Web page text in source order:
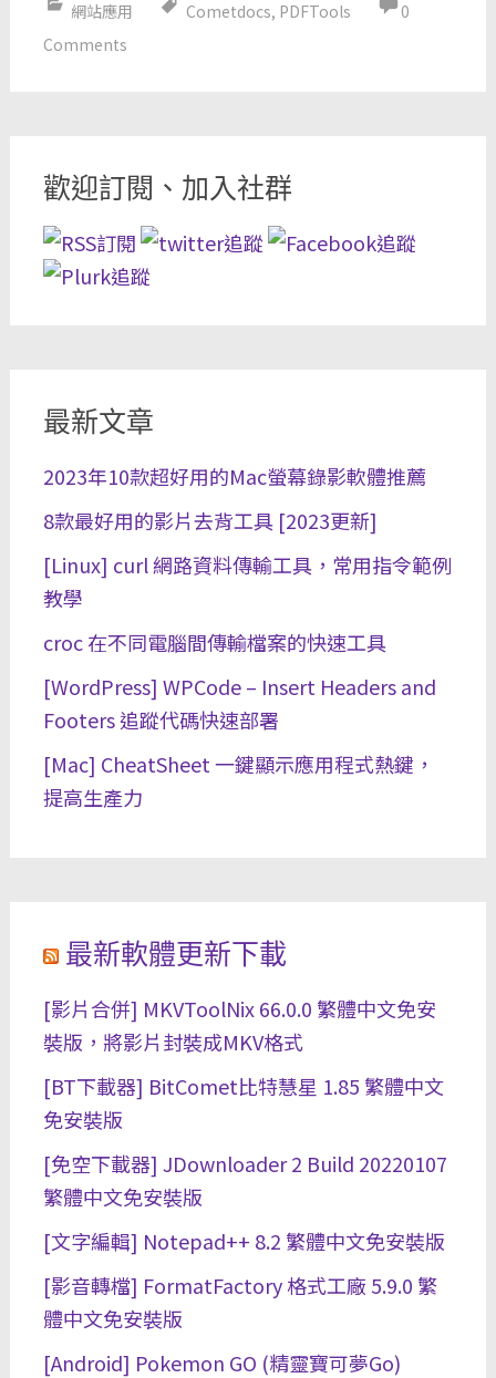
網站應用 Cometdocs, PDFTools
0
Comments
歡迎訂閱、加入社群
最新文章
2023年10款超好用的Mac螢幕錄影軟體推薦
8款最好用的影片去背工具 [2023更新]
[Linux] curl 網路資料傳輸工具，常用指令範例
教學
croc 在不同電腦間傳輸檔案的快速工具
[WordPress] WPCode – Insert Headers and
Footers 追蹤代碼快速部署
[Mac] CheatSheet 一鍵顯示應用程式熱鍵，
提高生產力
最新軟體更新下載
[影片合併] MKVToolNix 66.0.0 繁體中文免安
裝版，將影片封裝成MKV格式
[BT下載器] BitComet比特慧星 1.85 繁體中文
免安裝版
[免空下載器] JDownloader 2 Build 20220107
繁體中文免安裝版
[文字編輯] Notepad++ 8.2 繁體中文免安裝版
[影音轉檔] FormatFactory 格式工廠 5.9.0 繁
體中文免安裝版
[Android] Pokemon GO (精靈寶可夢Go)